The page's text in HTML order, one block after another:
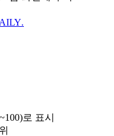
.
로 표시